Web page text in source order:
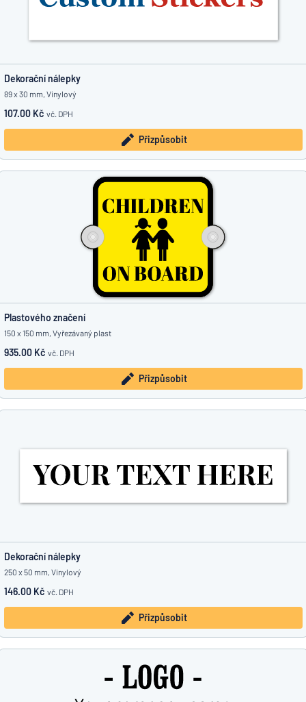
Dekorační nálepky
89 x 30 mm, Vinylový
107.00 Kč vč. DPH
Přizpůsobit
Plastového značení
150 x 150 mm, Vyřezávaný plast
935.00 Kč vč. DPH
Přizpůsobit
Dekorační nálepky
250 x 50 mm, Vinylový
146.00 Kč vč. DPH
Přizpůsobit